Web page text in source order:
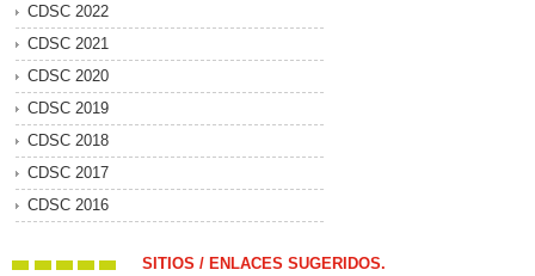
CDSC 2022
CDSC 2021
CDSC 2020
CDSC 2019
CDSC 2018
CDSC 2017
CDSC 2016
SITIOS / ENLACES SUGERIDOS.